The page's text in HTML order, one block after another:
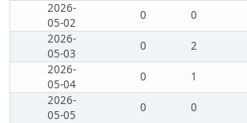
2026-
05-02
0 0
2026-
05-03
0 2
2026-
05-04
0 1
2026-
05-05
0 0